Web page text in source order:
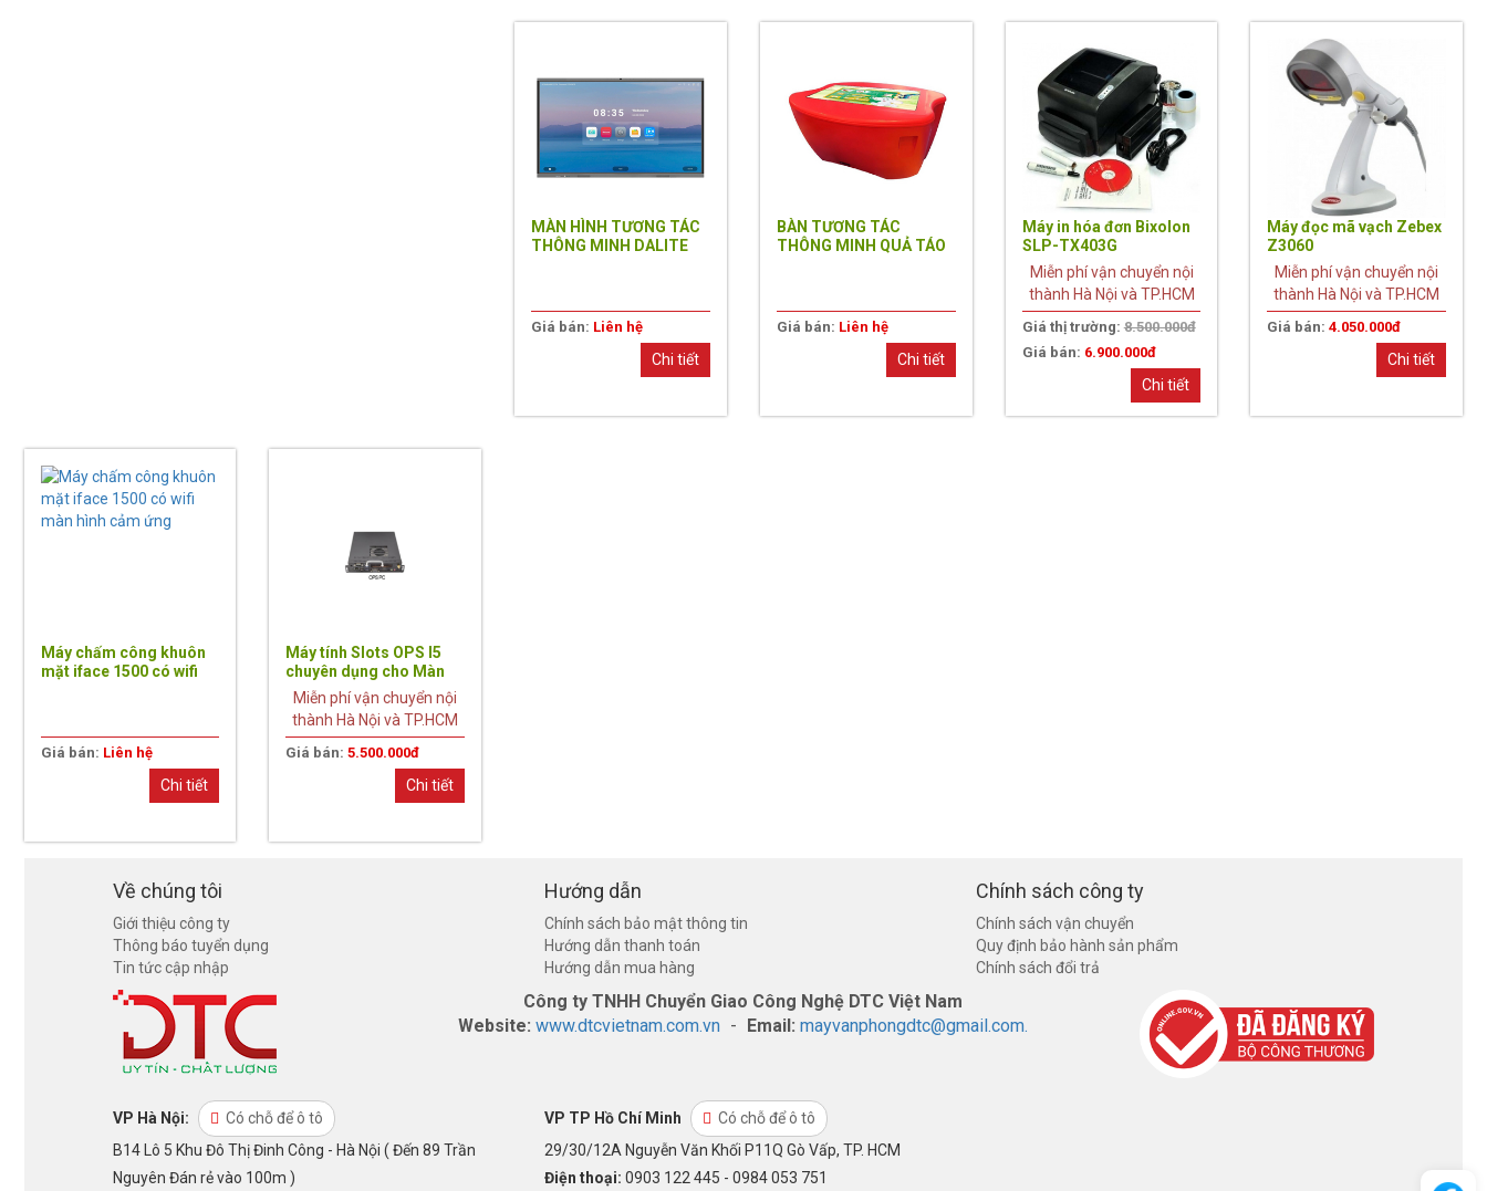
MÀN HÌNH TƯƠNG TÁC
THÔNG MINH DALITE
Giá bán: Liên hệ
Chi tiết
BÀN TƯƠNG TÁC
THÔNG MINH QUẢ TÁO
Giá bán: Liên hệ
Chi tiết
Máy in hóa đơn Bixolon
SLP-TX403G
Miễn phí vận chuyển nội
thành Hà Nội và TP.HCM
Giá thị trường:8.500.000đ
Giá bán: 6.900.000đ
Chi tiết
Máy đọc mã vạch Zebex
Z3060
Miễn phí vận chuyển nội
thành Hà Nội và TP.HCM
Giá bán:4.050.000đ
Chi tiết
Máy chấm công khuôn
mặt iface 1500 có wifi
Giá bán: Liên hệ
Chi tiết
Máy tính Slots OPS I5
chuyên dụng cho Màn
Hình Tương Tác, Tivi có
slots
Miễn phí vận chuyển nội
thành Hà Nội và TP.HCM
Giá bán:5.500.000đ
Chi tiết
Về chúng tôi
Giới thiệu công ty
Thông báo tuyển dụng
Tin tức cập nhập
Hướng dẫn
Chính sách bảo mật thông tin
Hướng dẫn thanh toán
Hướng dẫn mua hàng
Chính sách công ty
Chính sách vận chuyển
Quy định bảo hành sản phẩm
Chính sách đổi trả
Công ty TNHH Chuyển Giao Công Nghệ DTC Việt Nam
Website:www.dtcvietnam.com.vn - Email:mayvanphongdtc@gmail.com.
VP Hà Nội:
Có chỗ để ô tô
B14 Lô 5 Khu Đô Thị Đinh Công - Hà Nội ( Đến 89 Trần
Nguyên Đán rẻ vào 100m )
VP TP Hồ Chí Minh
Có chỗ để ô tô
29/30/12A Nguyễn Văn Khối P11Q Gò Vấp, TP. HCM
Điện thoại: 0903 122 445 - 0984 053 751